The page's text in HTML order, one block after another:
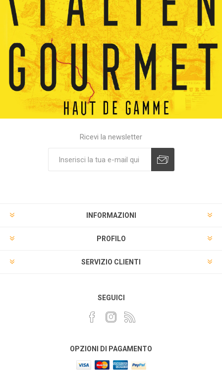
Ricevi la newsletter
INFORMAZIONI
PROFILO
SERVIZIO CLIENTI
SEGUICI
OPZIONI DI PAGAMENTO